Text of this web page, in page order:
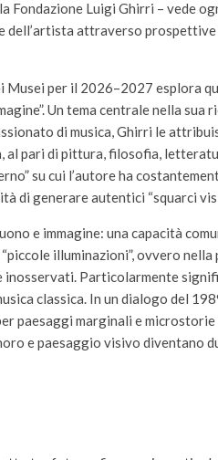
Luigi Ghirri – vede
dell’artista attraverso
per il 2026–2027 esplora
Un tema centrale nella sua
di musica, Ghirri le
al pari di pittura, filosofia,
su cui l’autore ha
di generare autentici “squarci
e immagine: una capacità
illuminazioni”, ovvero
Particolarmente
classica. In un dialogo del
paesaggi marginali e
e paesaggio visivo diventano